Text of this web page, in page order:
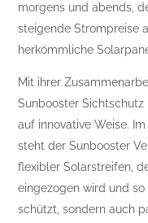
morgens und abends,
steigende Strompreise
herkömmliche
Mit ihrer
Sunbooster
auf innovative Weise.
steht der Sunbooster
flexibler Solarstreifen,
eingezogen wird und
schützt, sondern auch